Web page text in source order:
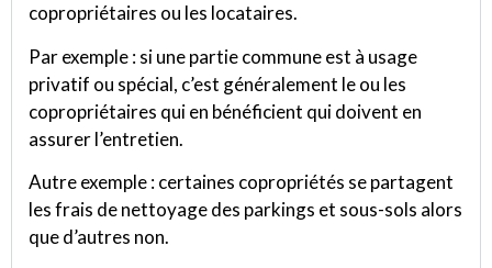
copropriétaires ou les locataires.
Par exemple : si une partie commune est à usage
privatif ou spécial, c’est généralement le ou les
copropriétaires qui en bénéficient qui doivent en
assurer l’entretien.
Autre exemple : certaines copropriétés se partagent
les frais de nettoyage des parkings et sous-sols alors
que d’autres non.